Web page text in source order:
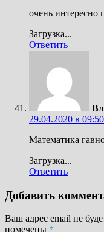
очень интересно
Загрузка...
Ответить
29.04.2020 в 09:50
Математика
Загрузка...
Ответить
Добавить
Ваш адрес email не
помечены *